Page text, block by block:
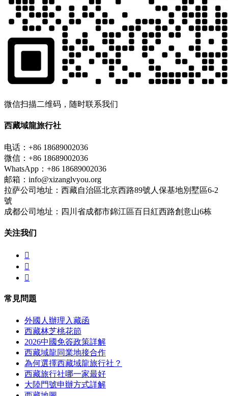
微信扫描二维码，随时联系我们
西藏域龍旅行社
电话：+86 18689002036
微信：+86 18689002036
WhatsApp：+86 18689002036
邮箱：info@xizanglvyou.org
拉萨公司地址：西藏自治區北京西路89號人保基地別墅區6-2
號
成都公司地址：四川省成都市錦江區百日紅西路創意山6栋
关注我们



常見問題
外國人辦理入藏函
西藏林芝桃花節
2026中國免簽政策詳解
西藏域龍同業地接合作
為何選擇西藏域龍旅行社？
西藏旅行社哪一家最好
大陸門號申辦方式詳解